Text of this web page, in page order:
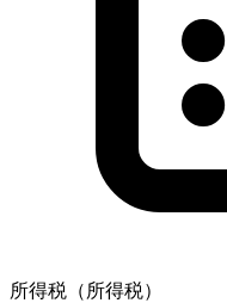
所得税（所得税）